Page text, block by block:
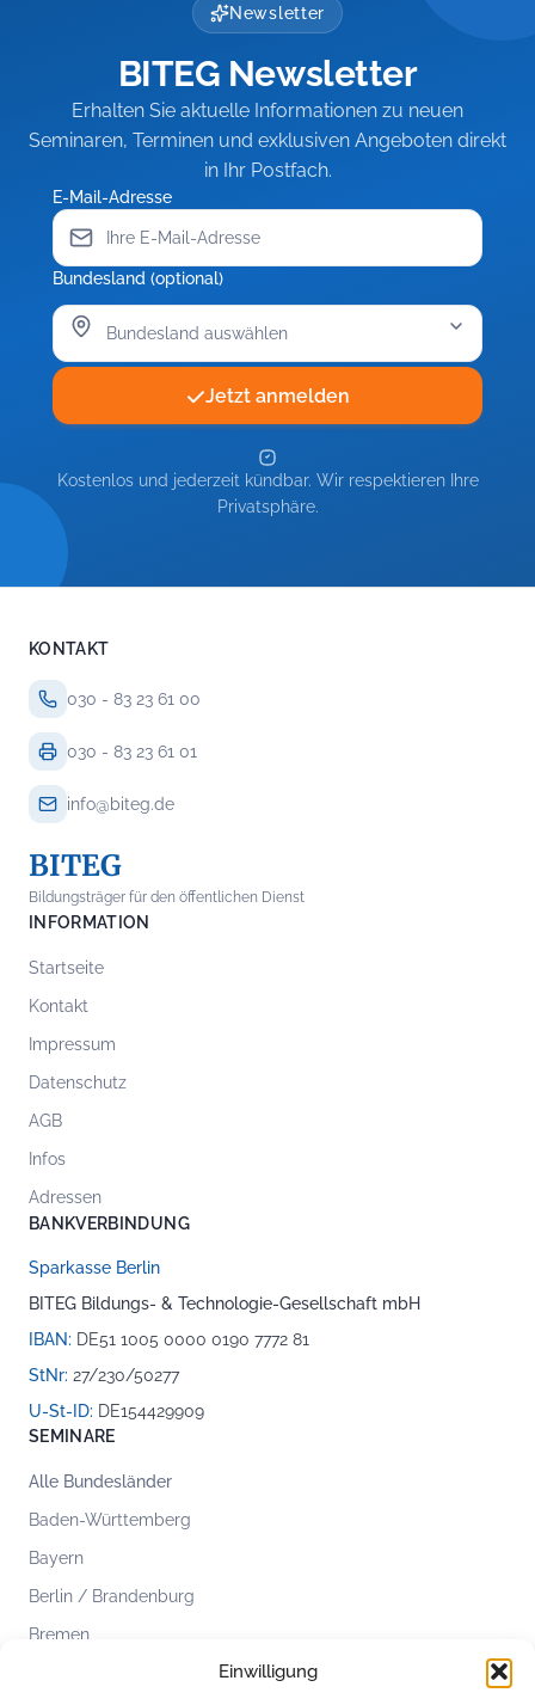
Einwilligung
Newsletter
BITEG Newsletter
Erhalten Sie aktuelle Informationen zu neuen
Seminaren, Terminen und exklusiven Angeboten direkt
in Ihr Postfach.
E-Mail-Adresse
Bundesland (optional)
Jetzt anmelden
Kostenlos und jederzeit kündbar. Wir respektieren Ihre
Privatsphäre.
KONTAKT
030 - 83 23 61 00
030 - 83 23 61 01
info@biteg.de
BITEG
Bildungsträger für den öffentlichen Dienst
INFORMATION
Startseite
Kontakt
Impressum
Datenschutz
AGB
Infos
Adressen
BANKVERBINDUNG
Sparkasse Berlin
BITEG Bildungs- & Technologie-Gesellschaft mbH
IBAN: DE51 1005 0000 0190 7772 81
StNr: 27/230/50277
U-St-ID: DE154429909
SEMINARE
Alle Bundesländer
Baden-Württemberg
Bayern
Berlin / Brandenburg
Bremen